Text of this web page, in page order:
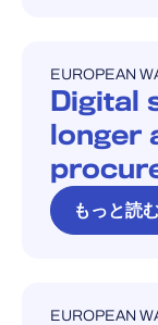
ブログ
EUROPEAN
Digital
longer
もっと読
ブログ
EUROPEAN